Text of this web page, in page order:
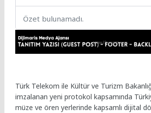
Özet bulunamadı.
Türk Telekom ile Kültür ve Turizm
imzalanan yeni protokol kapsamında
müze ve ören yerlerinde kapsamlı dijital